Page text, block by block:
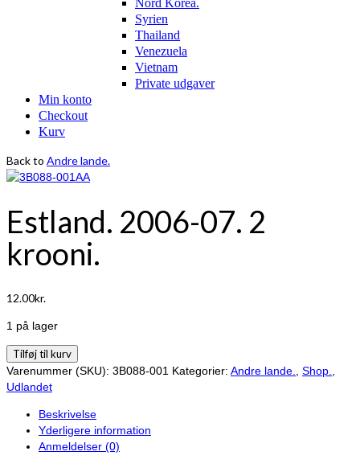
Nord Korea.
Syrien
Thailand
Venezuela
Vietnam
Private udgaver
Min konto
Checkout
Kurv
Back to Andre lande.
Estland. 2006-07. 2
krooni.
12.00kr.
1 på lager
Estland.
2006-
07.
krooni.
antal
Tilføj til kurv
Varenummer (SKU): 3B088-001 Kategorier: Andre lande. Shop.
Udlandet
Beskrivelse
Yderligere information
Anmeldelser (0)